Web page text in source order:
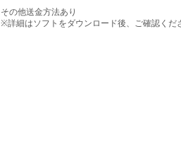
その他送金方法あり
※詳細はソフトをダウンロード後、ご確認くだ